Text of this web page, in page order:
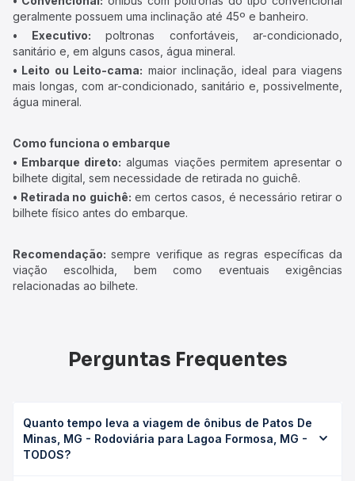
geralmente possuem uma inclinação até 45º e banheiro.
• Executivo: poltronas confortáveis, ar-condicionado,
sanitário e, em alguns casos, água mineral.
• Leito ou Leito-cama: maior inclinação, ideal para viagens
mais longas, com ar-condicionado, sanitário e, possivelmente,
água mineral.
Como funciona o embarque
• Embarque direto: algumas viações permitem apresentar o
bilhete digital, sem necessidade de retirada no guichê.
• Retirada no guichê: em certos casos, é necessário retirar o
bilhete físico antes do embarque.
Recomendação: sempre verifique as regras específicas da
viação escolhida, bem como eventuais exigências
relacionadas ao bilhete.
Perguntas Frequentes
Quanto tempo leva a viagem de ônibus de Patos De
Minas, MG - Rodoviária para Lagoa Formosa, MG -
TODOS?